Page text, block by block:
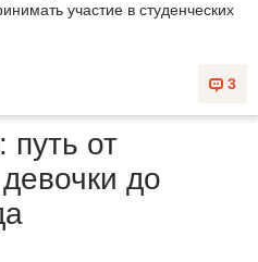
участие в студенческих
3
путь от
до